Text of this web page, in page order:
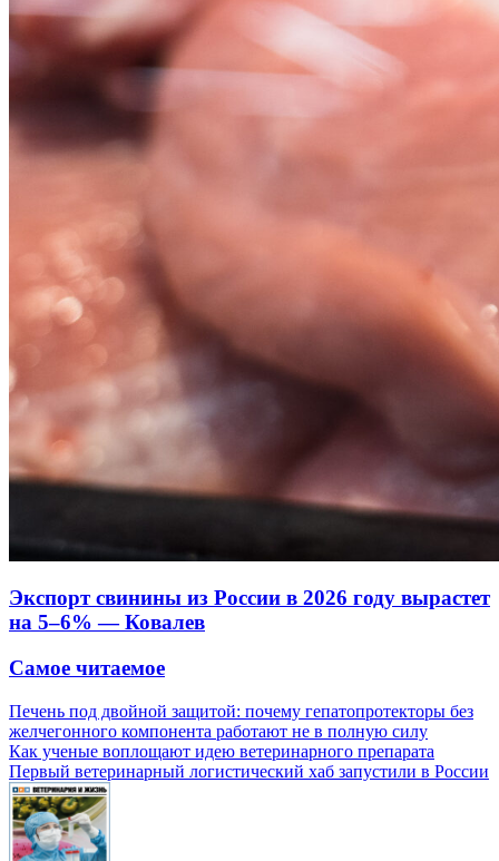
Экспорт свинины из России в 2026 году вырастет
на 5–6% — Ковалев
Самое читаемое
Печень под двойной защитой: почему гепатопротекторы без
желчегонного компонента работают не в полную силу
Как ученые воплощают идею ветеринарного препарата
Первый ветеринарный логистический хаб запустили в России